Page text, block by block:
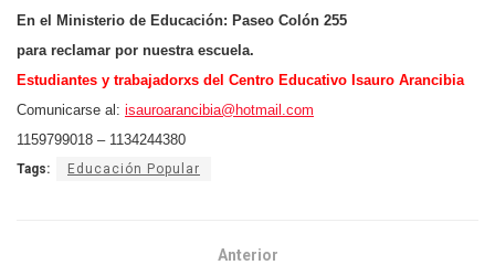
En el
Ministerio de Educación: Paseo Colón 255
para reclamar por nuestra escuela.
Estudiantes y trabajadorxs del Centro Educativo Isauro Arancibia
Comunicarse al: isauroarancibia@hotmail.com
1159799018 – 1134244380
Tags: Educación Popular
Anterior